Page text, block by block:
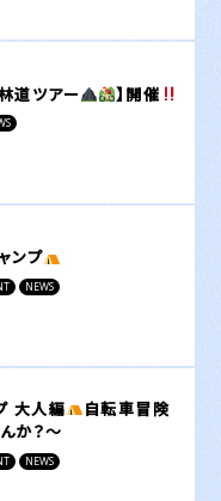
道ツアー 】開催
ンプ
NEWS
大人編
自転車冒険
か？～
NEWS